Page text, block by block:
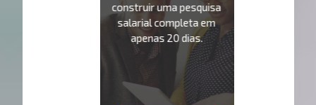
construir uma pesquisa
salarial completa em
apenas 20 dias.